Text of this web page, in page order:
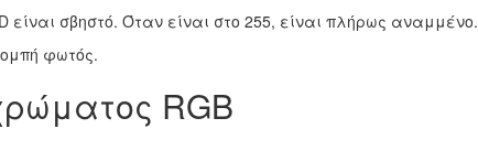
είναι σβηστό. Όταν είναι στο 255, είναι πλήρως αναμμένο.
φωτός.
RGB